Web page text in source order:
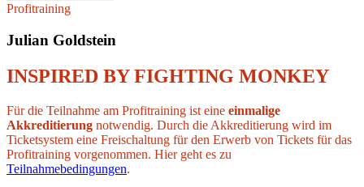
Profitraining
Julian Goldstein
INSPIRED BY FIGHTING MONKEY
Für die Teilnahme am Profitraining ist eine einmalige
Akkreditierung notwendig. Durch die Akkreditierung wird im
Ticketsystem eine Freischaltung für den Erwerb von Tickets für das
Profitraining vorgenommen. Hier geht es zu
Teilnahmebedingungen.